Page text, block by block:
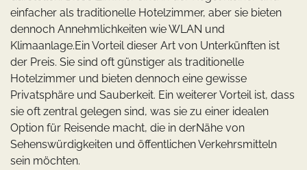
einfacher als traditionelle Hotelzimmer, aber sie bieten
dennoch Annehmlichkeiten wie WLAN und
Klimaanlage.Ein Vorteil dieser Art von Unterkünften ist
der Preis. Sie sind oft günstiger als traditionelle
Hotelzimmer und bieten dennoch eine gewisse
Privatsphäre und Sauberkeit. Ein weiterer Vorteil ist, dass
sie oft zentral gelegen sind, was sie zu einer idealen
Option für Reisende macht, die in derNähe von
Sehenswürdigkeiten und öffentlichen Verkehrsmitteln
sein möchten.